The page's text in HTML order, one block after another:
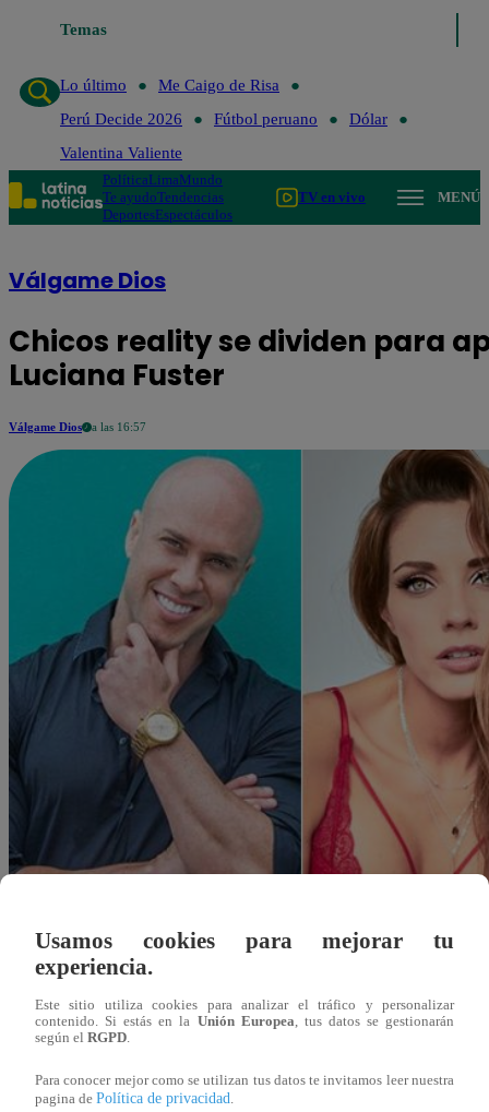
Temas
Me Caigo de Risa
Lo último
Me Caigo de Risa
Perú Decide 2026
Fútbol peruano
Dólar
Valentina Valiente
PolíticaLimaMundo
Te ayudoTendencias
DeportesEspectáculos
TV en vivo MENÚ
Válgame Dios
Chicos reality se dividen para
Luciana Fuster
Válgame Dios a las 16:57
Redacción Latina
manos de Austin Palao, se ha generado una división
Usamos cookies para mejorar tu
experiencia.
Este sitio utiliza cookies para analizar el tráfico y personalizar
contenido. Si estás en la Unión Europea, tus datos se gestionarán
según el RGPD.
Para conocer mejor como se utilizan tus datos te invitamos leer nuestra
pagina de Política de privacidad.